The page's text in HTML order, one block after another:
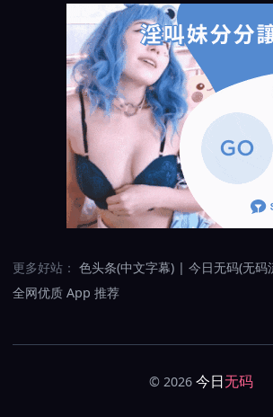
更多好站： 色头条(中文字幕) |今日无码(无码
全网优质 App 推荐
© 2026 今日无码